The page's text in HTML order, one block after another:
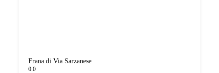
Frana di Via Sarzanese
0.0